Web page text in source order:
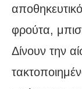
φρούτα,
Δίνουν την